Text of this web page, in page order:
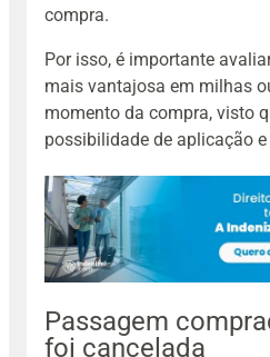
compra.
Por isso, é importante
mais vantajosa em milhas
momento da compra, visto
possibilidade de aplicação
Passagem
foi cancelada